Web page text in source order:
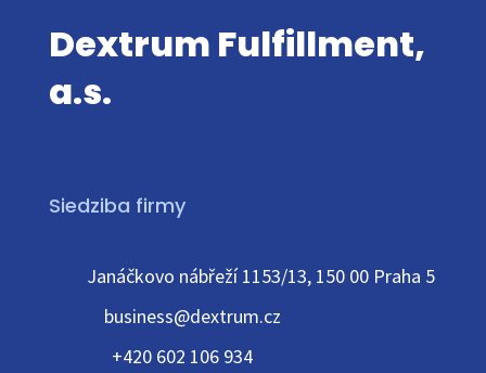
Dextrum Fulfillment,
a.s.
Siedziba firmy
Janáčkovo nábřeží 1153/13, 150 00 Praha 5
business@dextrum.cz
+420 602 106 934